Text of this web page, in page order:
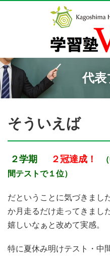
代表
そういえば
２学期 ２冠達成！
間テストで１位）
だということに気づきまし
か月走るだけ走ってきまし
嬉しいなぁと改めて実感。
特に夏休み明けテスト・中